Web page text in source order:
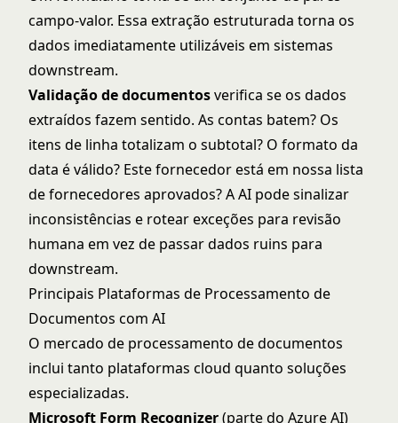
campo-valor. Essa extração estruturada torna os
dados imediatamente utilizáveis em sistemas
downstream.
Validação de documentosverifica se os dados
extraídos fazem sentido. As contas batem? Os
itens de linha totalizam o subtotal? O formato da
data é válido? Este fornecedor está em nossa lista
de fornecedores aprovados? A AI pode sinalizar
inconsistências e rotear exceções para revisão
humana em vez de passar dados ruins para
downstream.
Principais Plataformas de Processamento de
Documentos com AI
O mercado de processamento de documentos
inclui tanto plataformas cloud quanto soluções
especializadas.
Microsoft Form Recognizer(parte do Azure AI)